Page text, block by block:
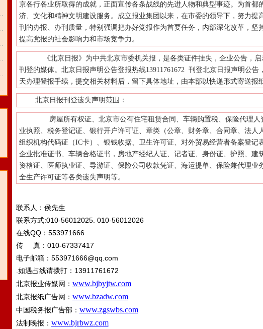
京各行各业所取得的成就，正面宣传各条战线的先进人物和典型事迹。为首都
济、文化和精神文明建设服务。成立报业集团以来，在市委的领导下，努力提
刊的办报、办刊质量，特别强调把办好党报作为首要任务，内部深化改革，坚
提高党报的社会影响力和市场竞争力。
《北京日报》为中共北京市委机关报，是各类证件挂失，企业公告，
刊登的媒体。北京日报声明公告登报热线13911761672 刊登北京日报声明公告
天办理登报手续，提交相关材料后，留下具体地址，由本部以快递形式寄送报纸
北京日报刊登遗失声明范围：
房屋所有权证、北京市公有住宅租赁合同、车辆购置税、保险代理人
业执照、税务登记证、银行开户许可证、章类（公章、财务章、合同章、法人
组织机构代码证（IC卡）、银钱收据、卫生许可证、对外贸易经营者备案登记
企业批准证书、车辆合格证书，房地产经纪人证、记者证、身份证、护照、建
资格证、医师执业证、导游证、保险公司收款凭证、海运提单、保险兼代理业
全生产许可证等各类遗失声明等。
联系人：侯先生
联系方式:010-56012025. 010-56012026
在线QQ： 553971666
传
真： 010-67337417
电子邮箱： 553971666@qq.com
.如遇占线请拨打： 13911761672
北京报业传媒网： www.bjbyjtw.com
北京报纸广告网： www.bzadw.com
中国税务报广告部： www.zgswbs.com
法制晚报： www.bjrbwz.com